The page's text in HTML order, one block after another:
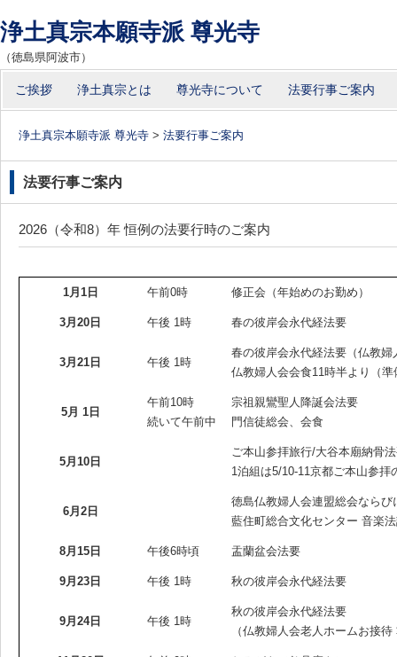
浄土真宗本願寺派 尊光寺
（徳島県阿波市）
メインメニュー
テ
ツ
へ
動
ご挨拶 浄土真宗とは 尊光寺について 法要行事ご案内
浄土真宗本願寺派 尊光寺 > 法要行事ご案内
法要行事ご案内
2026（令和8）年 恒例の法要行時のご案内
1月1日 午前0時 修正会（年始めのお勤め）
3月20日 午後 1時 春の彼岸会永代経法要
3月21日 午後 1時
春の彼岸会永代経法要（仏教婦
仏教婦人会会食11時半より（
5月 1日
午前10時
続いて午前中
宗祖親鸞聖人降誕会法要
門信徒総会、会食
5月10日
ご本山参拝旅行/大谷本廟納骨
1泊組は5/10-11京都ご本山参拝
6月2日
徳島仏教婦人会連盟総会ならび
藍住町総合文化センター 音楽
8月15日 午後6時頃 盂蘭盆会法要
9月23日 午後 1時 秋の彼岸会永代経法要
9月24日 午後 1時
秋の彼岸会永代経法要
（仏教婦人会老人ホームお接